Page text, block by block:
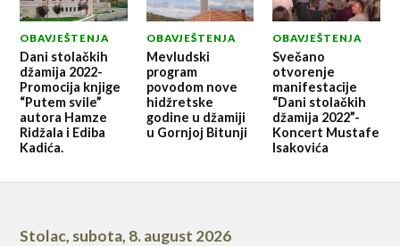
OBAVJEŠTENJA
Dani stolačkih
džamija 2022-
Promocija knjige
“Putem svile”
autora Hamze
Ridžala i Ediba
Kadića.
OBAVJEŠTENJA
Mevludski
program
povodom nove
hidžretske
godine u džamiji
u Gornjoj Bitunji
OBAVJEŠTENJA
Svečano
otvorenje
manifestacije
“Dani stolačkih
džamija 2022”-
Koncert Mustafe
Isakovića
Stolac, subota, 8. august 2026